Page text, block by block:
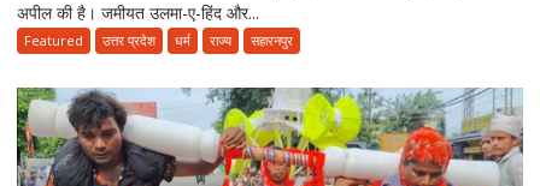
का
जुर्माना
ए-
हिन्द
की
अपील,
अपील की है। जमीयत उलमा-ए-हिंद और...
Featured उत्तर प्रदेश धर्म राज्य सहारनपुर